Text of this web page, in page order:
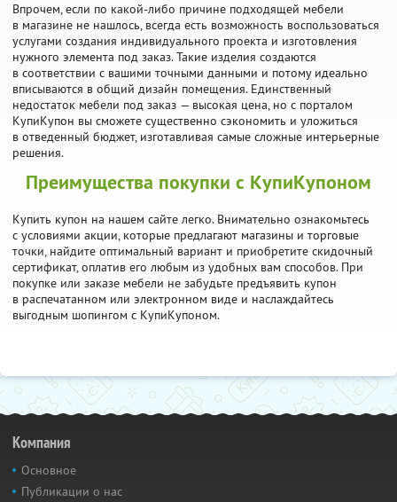
Впрочем, если по какой-либо причине подходящей мебели
в магазине не нашлось, всегда есть возможность воспользоваться
услугами создания индивидуального проекта и изготовления
нужного элемента под заказ. Такие изделия создаются
в соответствии с вашими точными данными и потому идеально
вписываются в общий дизайн помещения. Единственный
недостаток мебели под заказ — высокая цена, но с порталом
КупиКупон вы сможете существенно сэкономить и уложиться
в отведенный бюджет, изготавливая самые сложные интерьерные
решения.
Преимущества покупки с КупиКупоном
Купить купон на нашем сайте легко. Внимательно ознакомьтесь
с условиями акции, которые предлагают магазины и торговые
точки, найдите оптимальный вариант и приобретите скидочный
сертификат, оплатив его любым из удобных вам способов. При
покупке или заказе мебели не забудьте предъявить купон
в распечатанном или электронном виде и наслаждайтесь
выгодным шопингом с КупиКупоном.
Компания
Основное
Публикации о нас